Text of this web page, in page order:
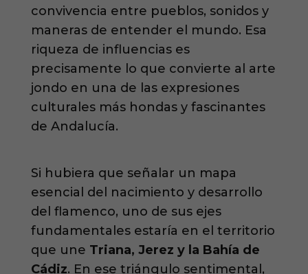
convivencia entre pueblos, sonidos y
maneras de entender el mundo. Esa
riqueza de influencias es
precisamente lo que convierte al arte
jondo en una de las expresiones
culturales más hondas y fascinantes
de Andalucía.
Si hubiera que señalar un mapa
esencial del nacimiento y desarrollo
del flamenco, uno de sus ejes
fundamentales estaría en el territorio
que une Triana, Jerez y la Bahía de
Cádiz. En ese triángulo sentimental,